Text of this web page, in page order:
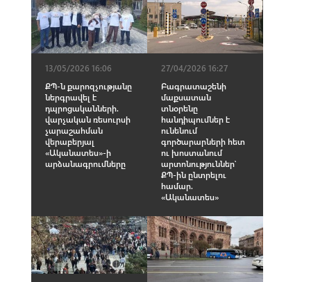
13/05/2026 16:06
ՔՊ-ն քարոզչությանը
ներգրավել է
դպրոցականների.
վարչական ռեսուրսի
չարաշահման
վերաբերյալ
«Ականատես»-ի
արձանագրումները
27/04/2026 16:27
Բագրատաշենի
մաքսատան
տնօրենը
հանդիպումներ է
ունենում
գործարարների հետ
ու խոստանում
արտոնություններ՝
ՔՊ-ին ընտրելու
համար.
«Ականատես»